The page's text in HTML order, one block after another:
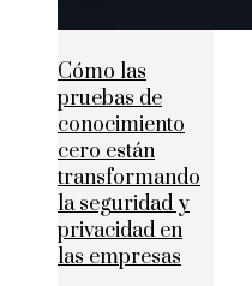
Cómo las
pruebas de
conocimiento
cero están
transformando
la seguridad y
privacidad en
las empresas